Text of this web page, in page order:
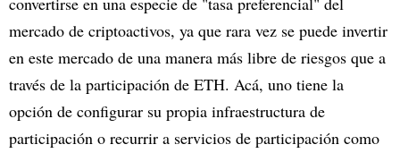
mercado de criptoactivos, ya que rara vez se puede invertir
en este mercado de una manera más libre de riesgos que a
través de la participación de ETH. Acá, uno tiene la
opción de configurar su propia infraestructura de
participación o recurrir a servicios de participación como